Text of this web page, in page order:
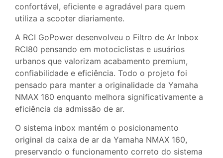
confortável, eficiente e agradável para quem
utiliza a scooter diariamente.
A RCI GoPower desenvolveu o Filtro de Ar Inbox
RCI80 pensando em motociclistas e usuários
urbanos que valorizam acabamento premium,
confiabilidade e eficiência. Todo o projeto foi
pensado para manter a originalidade da Yamaha
NMAX 160 enquanto melhora significativamente a
eficiência da admissão de ar.
O sistema inbox mantém o posicionamento
original da caixa de ar da Yamaha NMAX 160,
preservando o funcionamento correto do sistema